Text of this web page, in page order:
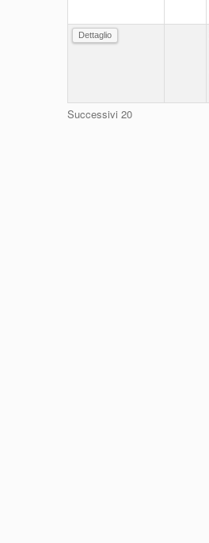
Dettaglio
Successivi 20